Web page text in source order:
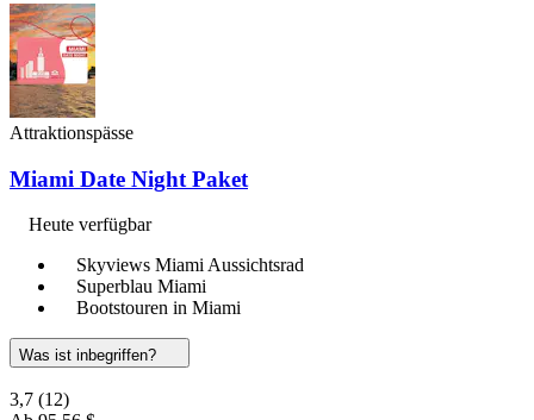
Attraktionspässe
Miami Date Night Paket
Heute verfügbar
Skyviews Miami Aussichtsrad
Superblau Miami
Bootstouren in Miami
Was ist inbegriffen?
3,7 (12)